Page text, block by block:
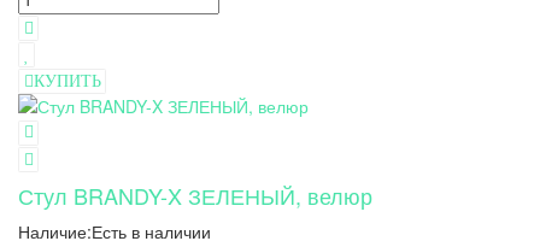
КУПИТЬ
Стул BRANDY-X ЗЕЛЕНЫЙ, велюр
Наличие:Есть в наличии